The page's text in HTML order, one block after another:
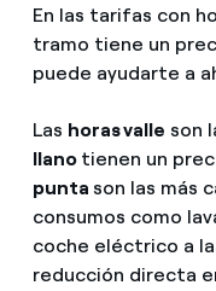
En las tarifas con
tramo tiene un
puede ayudarte a
Las horas valle son
llanotienen un
punta son las más
consumos como
coche eléctrico a
reducción directa